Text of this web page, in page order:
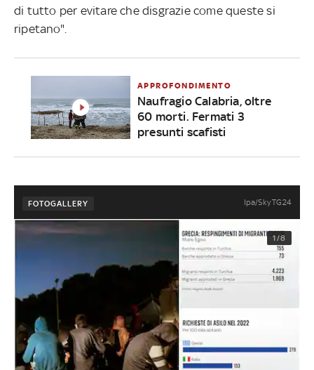
di tutto per evitare che disgrazie come queste si
ripetano".
APPROFONDIMENTO
Naufragio Calabria, oltre
60 morti. Fermati 3
presunti scafisti
FOTOGALLERY Ipa/Sky TG24
1/8